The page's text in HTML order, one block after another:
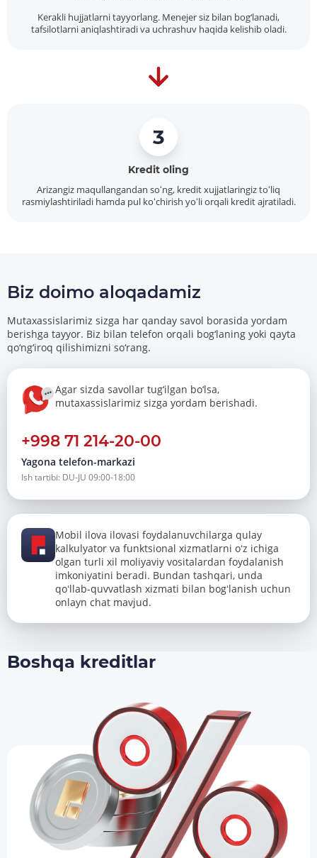
Kerakli hujjatlarni tayyorlang. Menejer siz bilan bog‘lanadi,
tafsilotlarni aniqlashtiradi va uchrashuv haqida kelishib oladi.
3
Kredit oling
Arizangiz maqullangandan soʻng, kredit xujjatlaringiz toʻliq
rasmiylashtiriladi hamda pul koʻchirish yoʻli orqali kredit ajratiladi.
Biz doimo aloqadamiz
Mutaxassislarimiz sizga har qanday savol borasida yordam
berishga tayyor. Biz bilan telefon orqali bog‘laning yoki qayta
qo‘ng‘iroq qilishimizni so‘rang.
Agar sizda savollar tug‘ilgan bo‘lsa,
mutaxassislarimiz sizga yordam berishadi.
+998 71 214-20-00
Yagona telefon-markazi
Ish tartibi: DU-JU 09:00-18:00
Mobil ilova ilovasi foydalanuvchilarga qulay
kalkulyator va funktsional xizmatlarni oʻz ichiga
olgan turli xil moliyaviy vositalardan foydalanish
imkoniyatini beradi. Bundan tashqari, unda
qoʻllab-quvvatlash xizmati bilan bogʻlanish uchun
onlayn chat mavjud.
Boshqa kreditlar